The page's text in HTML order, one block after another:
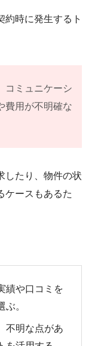
約時に発生するト
コミュニケーシ
費用が不明確な
したり、物件の状
ケースもあるた
績や口コミを
。
不明な点があ